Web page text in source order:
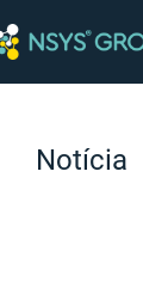
Notícia